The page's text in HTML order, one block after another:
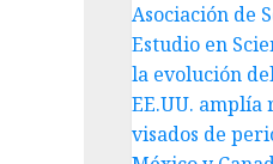
Asociación de
Estudio en
la evolución
EE.UU. amplía
visados de